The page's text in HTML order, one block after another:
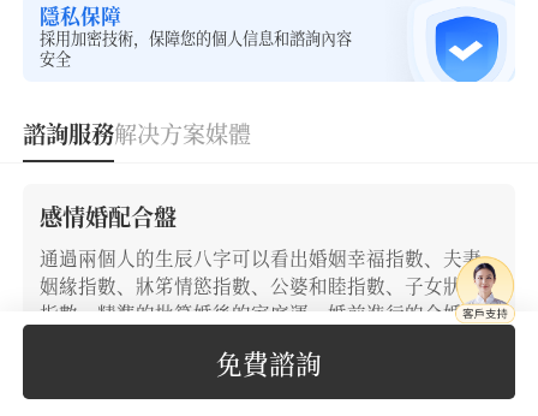
隱私保障
採用加密技術，保障您的個人信息和諮詢內容
安全
諮詢服務解决方案媒體
感情婚配合盤
通過兩個人的生辰八字可以看出婚姻幸福指數、夫妻
姻緣指數、牀笫情慾指數、公婆和睦指數、子女狀態
指數，精準的批算婚後的家庭運，婚前進行的合婚，
題，做到防範於未然。免費諮詢